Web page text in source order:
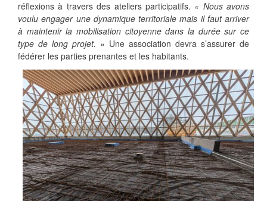
réflexions à travers des ateliers participatifs. « Nous avons
voulu engager une dynamique territoriale mais il faut arriver
à maintenir la mobilisation citoyenne dans la durée sur ce
type de long projet. » Une association devra s’assurer de
fédérer les parties prenantes et les habitants.